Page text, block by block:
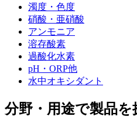
濁度・色度
硝酸・亜硝酸
アンモニア
溶存酸素
過酸化水素
pH・ORP他
水中オキシダント
分野・用途で製品を